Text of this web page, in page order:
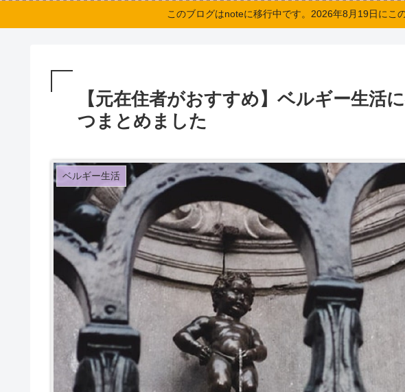
このブログはnoteに移行中です。2026年8月19日に
【元在住者がおすすめ】ベルギー生活
つまとめました
ベルギー生活